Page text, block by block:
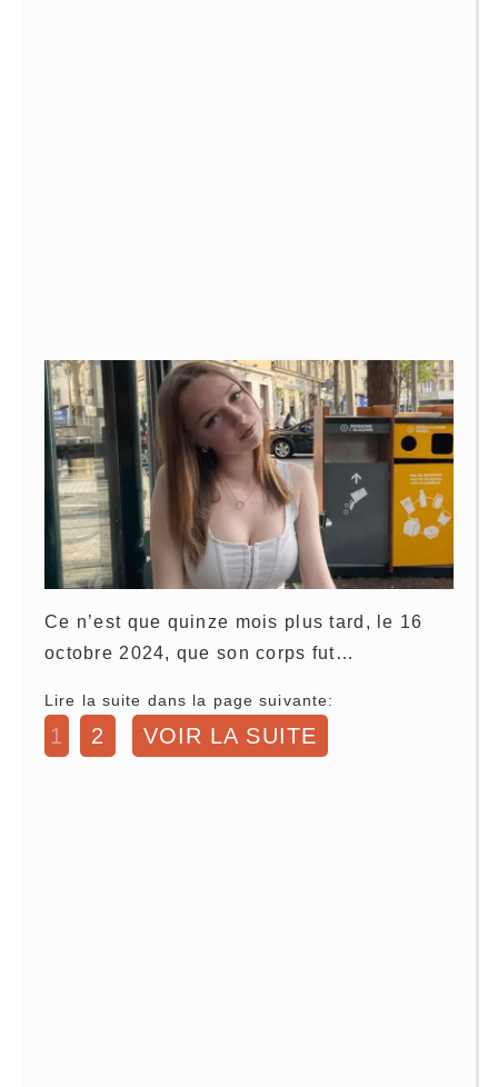
Ce n’est que quinze mois plus tard, le 16
octobre 2024, que son corps fut…
Lire la suite dans la page suivante:
1 2 VOIR LA SUITE